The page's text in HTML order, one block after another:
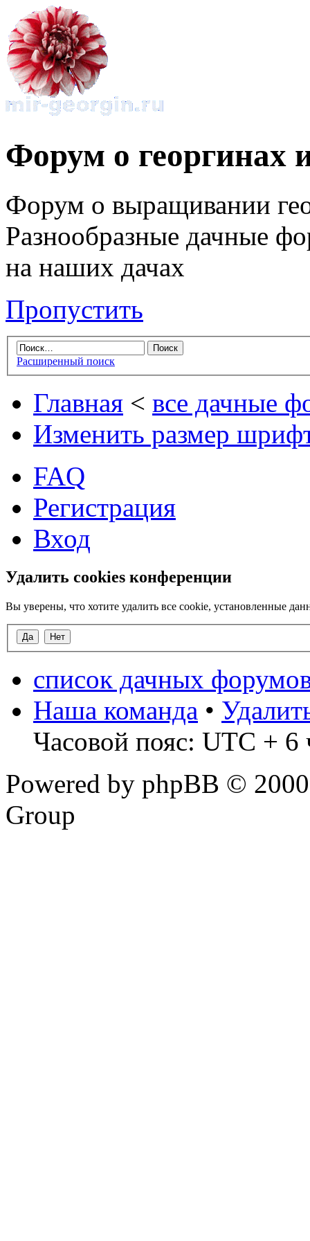
Форум о георгинах
Форум о выращивании
Разнообразные дачные
на наших дачах
Пропустить
Расширенный поиск
Главная < все дачные
Изменить размер
FAQ
Регистрация
Вход
Удалить cookies конференции
Вы уверены, что хотите удалить все cookie, установленные
список дачных
Наша команда •
Часовой пояс: UTC + 6
Powered by phpBB ©
Group